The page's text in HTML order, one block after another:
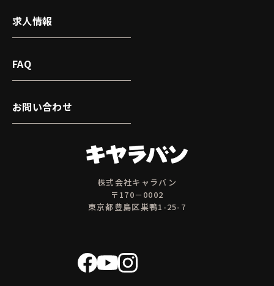
株式会社キャラバン
〒170－0002
東京都豊島区巣鴨1-25-7
求人情報
FAQ
お問い合わせ